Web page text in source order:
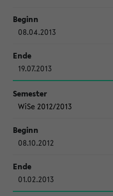
08.04.2013
19.07.2013
WiSe 2012/2013
08.10.2012
01.02.2013